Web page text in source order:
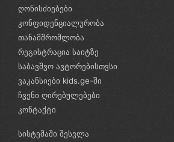
ღონისძიებები
კონფიდენციალურობა
თანამშრომლობა
რეგისტრაცია საიტზე
საბავშვო ავტორებისთვსი
ვაკანსიები kids.ge-ში
ჩვენი ღირებულებები
კონტაქტი
სისტემაში შესვლა